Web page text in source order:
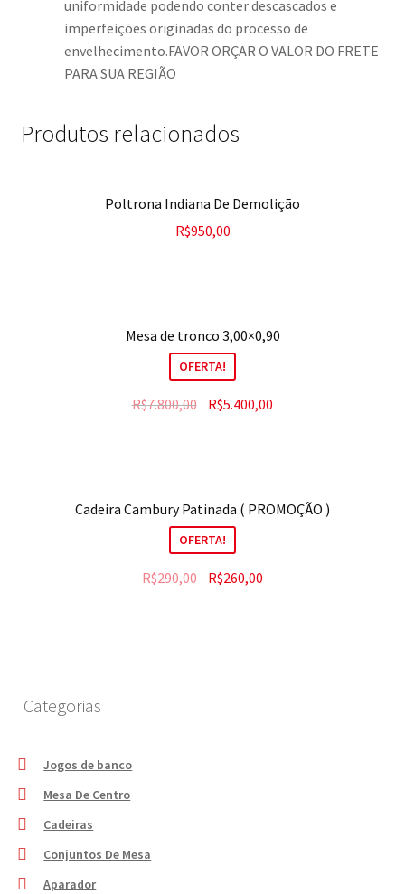
uniformidade podendo conter descascados e
imperfeições originadas do processo de
envelhecimento.FAVOR ORÇAR O VALOR DO FRETE
PARA SUA REGIÃO
Produtos relacionados
Poltrona Indiana De Demolição
R$950,00
Mesa de tronco 3,00×0,90
OFERTA!
R$7.800,00 R$5.400,00
Cadeira Cambury Patinada ( PROMOÇÃO )
OFERTA!
R$290,00 R$260,00
Categorias
Jogos de banco
Mesa De Centro
Cadeiras
Conjuntos De Mesa
Aparador